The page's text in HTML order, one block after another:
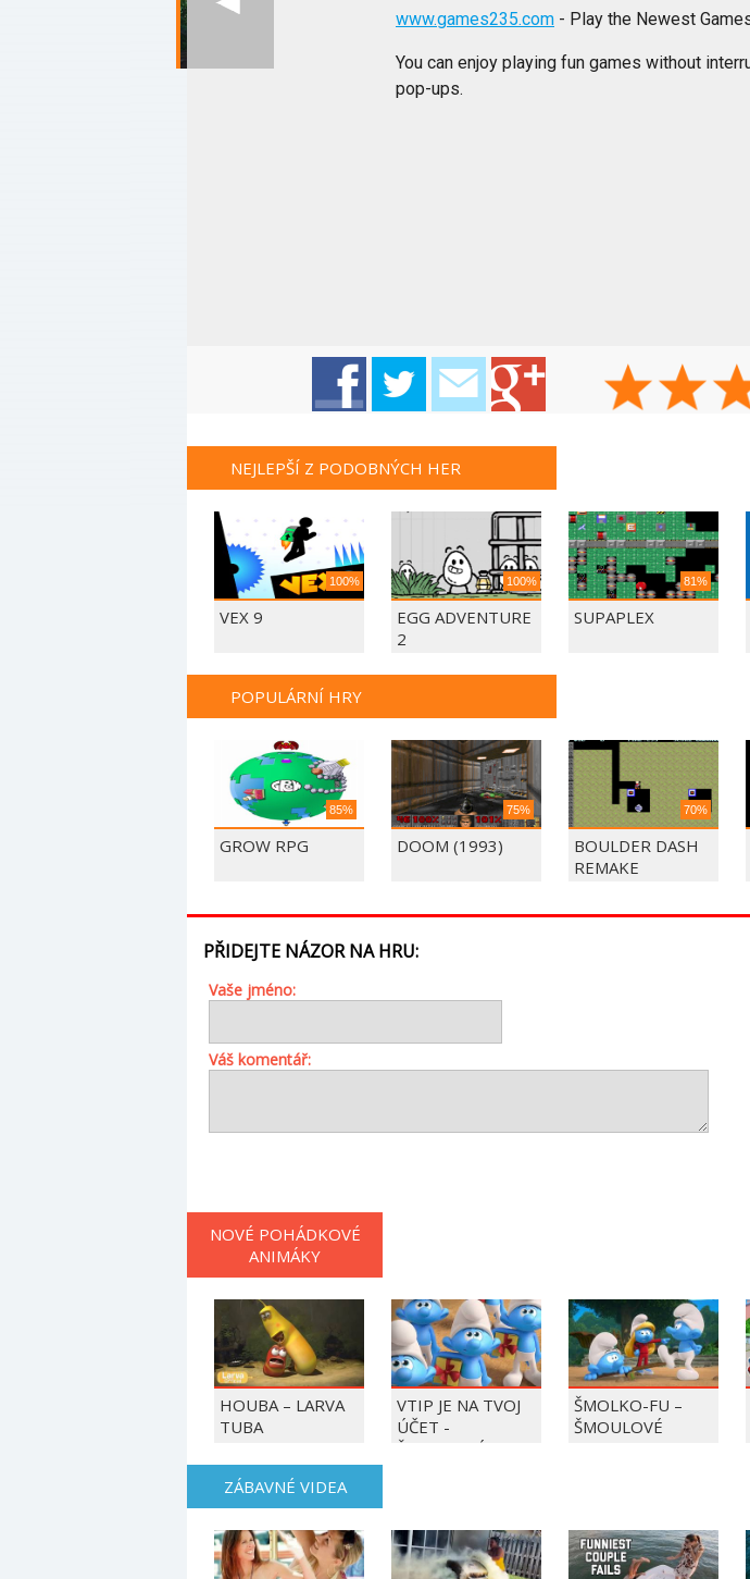
NEJLEPŠÍ Z PODOBNÝCH HER
100%
VEX 9
100%
EGG ADVENTURE
2
81%
SUPAPLEX
POPULÁRNÍ HRY
85%
GROW RPG
75%
DOOM (1993)
70%
BOULDER DASH
REMAKE
PŘIDEJTE NÁZOR NA HRU:
Vaše jméno:
Váš komentář:
NOVÉ POHÁDKOVÉ
ANIMÁKY
HOUBA – LARVA
TUBA
VTIP JE NA TVOJ
ÚČET -
ŠMOULOVÉ
ŠMOLKO-FU –
ŠMOULOVÉ
ZÁBAVNÉ VIDEA